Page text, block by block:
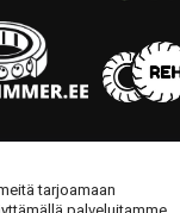
tarjoamaan